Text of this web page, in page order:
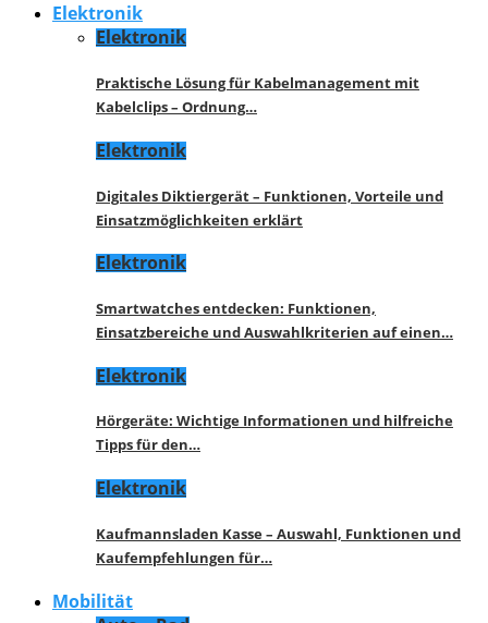
Elektronik
Elektronik
Praktische Lösung für Kabelmanagement mit
Kabelclips – Ordnung…
Elektronik
Digitales Diktiergerät – Funktionen, Vorteile und
Einsatzmöglichkeiten erklärt
Elektronik
Smartwatches entdecken: Funktionen,
Einsatzbereiche und Auswahlkriterien auf einen…
Elektronik
Hörgeräte: Wichtige Informationen und hilfreiche
Tipps für den…
Elektronik
Kaufmannsladen Kasse – Auswahl, Funktionen und
Kaufempfehlungen für…
Mobilität